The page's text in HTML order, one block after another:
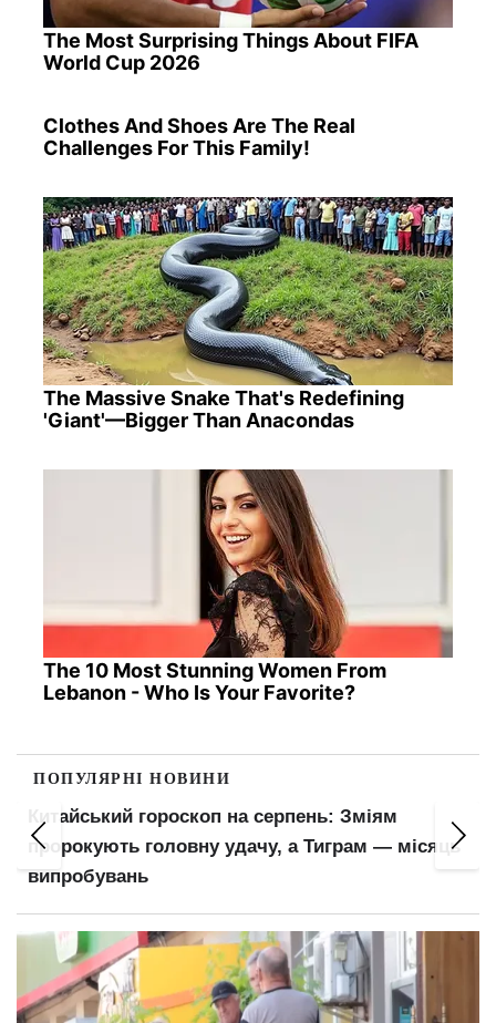
The Most Surprising Things About FIFA
World Cup 2026
Clothes And Shoes Are The Real
Challenges For This Family!
The Massive Snake That's Redefining
'Giant'—Bigger Than Anacondas
The 10 Most Stunning Women From
Lebanon - Who Is Your Favorite?
ПОПУЛЯРНІ НОВИНИ
Пенсіонери відчують прибавку в гаманцях:
ПФУ оновив важливий показник для
розрахунку виплат